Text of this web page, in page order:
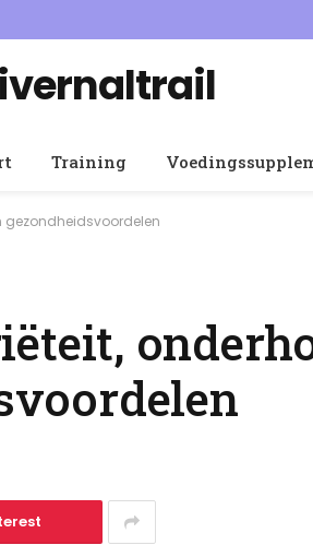
Training
gezondheidsvoordelen